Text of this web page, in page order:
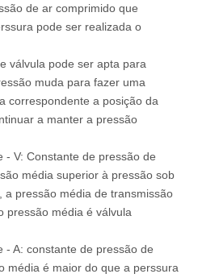
de ar comprimido que
pode ser realizada o
válvula pode ser apta para
muda para fazer uma
correspondente a posição da
a manter a pressão
- V: Constante de pressão de
média superior à pressão sob
a pressão média de transmissão
pressão média é válvula
- A: constante de pressão de
média é maior do que a perssura